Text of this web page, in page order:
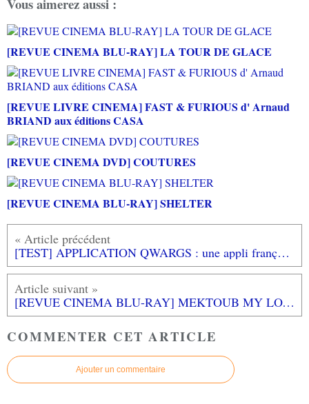
Vous aimerez aussi :
[REVUE CINEMA BLU-RAY] LA TOUR DE GLACE
[REVUE LIVRE CINEMA] FAST & FURIOUS d' Arnaud
BRIAND aux éditions CASA
[REVUE CINEMA DVD] COUTURES
[REVUE CINEMA BLU-RAY] SHELTER
[TEST] APPLICATION QWARGS : une appli française pour gérer sa collection de jeux vidéo prometteuse!
[REVUE CINEMA BLU-RAY] MEKTOUB MY LOVE CANTO DUE
COMMENTER CET ARTICLE
Ajouter un commentaire